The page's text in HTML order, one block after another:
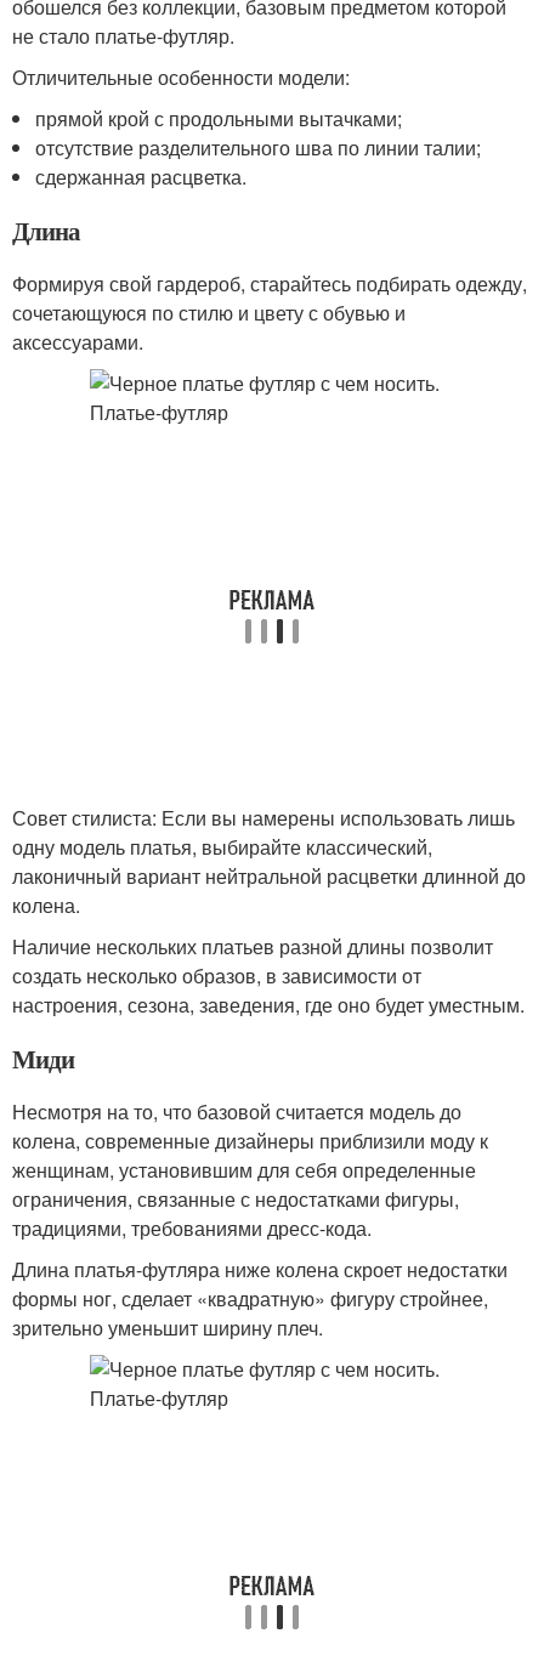
обошелся без коллекции, базовым предметом которой
не стало платье-футляр.
Отличительные особенности модели:
прямой крой с продольными вытачками;
отсутствие разделительного шва по линии талии;
сдержанная расцветка.
Длина
Формируя свой гардероб, старайтесь подбирать одежду,
сочетающуюся по стилю и цвету с обувью и
аксессуарами.
Совет стилиста: Если вы намерены использовать лишь
одну модель платья, выбирайте классический,
лаконичный вариант нейтральной расцветки длинной до
колена.
Наличие нескольких платьев разной длины позволит
создать несколько образов, в зависимости от
настроения, сезона, заведения, где оно будет уместным.
Миди
Несмотря на то, что базовой считается модель до
колена, современные дизайнеры приблизили моду к
женщинам, установившим для себя определенные
ограничения, связанные с недостатками фигуры,
традициями, требованиями дресс-кода.
Длина платья-футляра ниже колена скроет недостатки
формы ног, сделает «квадратную» фигуру стройнее,
зрительно уменьшит ширину плеч.